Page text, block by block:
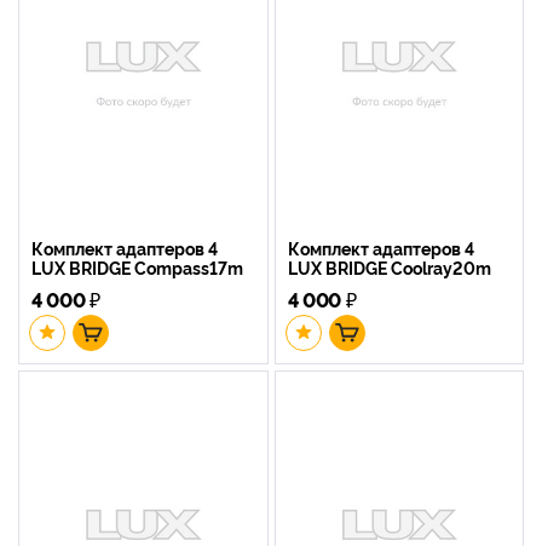
Комплект адаптеров 4
LUX BRIDGE Compass17m
4 000₽
Комплект адаптеров 4
LUX BRIDGE Coolray20m
4 000₽